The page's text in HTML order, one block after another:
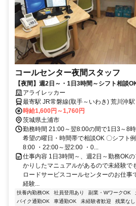
コールセンター夜間スタッフ
【夜間】週2日～・1日3時間～シフト相談
からスタート！テレアポなし！
アライレッカー
最寄駅 JR常磐線(取手～いわき) 荒川沖
いわき) 荒川沖駅 車で2分
時給1,600円～1,760円
茨城県土浦市
勤務時間 21:00～翌8:00の間で1日3～8
希望の曜日・時間帯で相談OK 〇シフト
8:00 ・22:00～翌2:00 ・0...
仕事内容 1日3時間～、週2日～勤務OK
かりしたマニュアルがあるので未経験で
ロードサービスコールセンターのお仕
経験...
扶養内勤務OK 社員登用あり 副業・WワークOK
バイク通勤OK
車通勤OK 未経験者歓迎 残業なし